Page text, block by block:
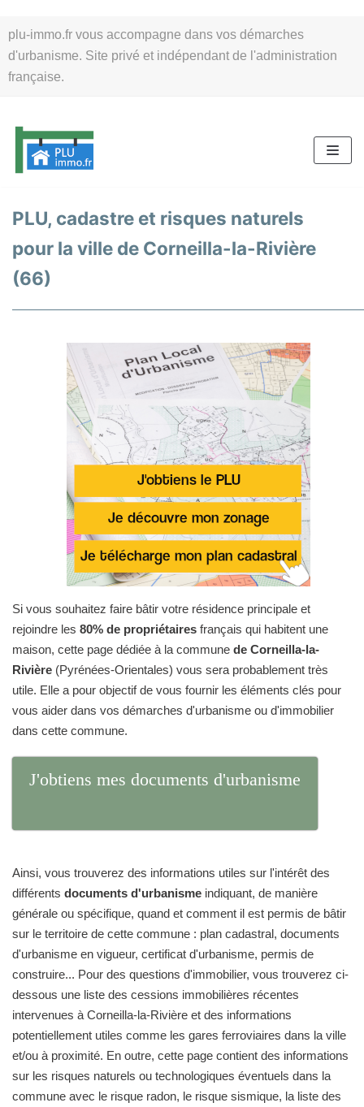
plu-immo.fr vous accompagne dans vos démarches
d'urbanisme. Site privé et indépendant de l'administration
française.
au
contenu
PLU, cadastre et risques naturels
pour la ville de Corneilla-la-Rivière
(66)
Si vous souhaitez faire bâtir votre résidence principale et
rejoindre les 80% de propriétaires français qui habitent une
maison, cette page dédiée à la commune de Corneilla-la-
Rivière (Pyrénées-Orientales) vous sera probablement très
utile. Elle a pour objectif de vous fournir les éléments clés pour
vous aider dans vos démarches d'urbanisme ou d'immobilier
dans cette commune.
J'obtiens mes documents d'urbanisme
Ainsi, vous trouverez des informations utiles sur l'intérêt des
différents documents d'urbanisme indiquant, de manière
générale ou spécifique, quand et comment il est permis de bâtir
sur le territoire de cette commune : plan cadastral, documents
d'urbanisme en vigueur, certificat d'urbanisme, permis de
construire... Pour des questions d'immobilier, vous trouverez ci-
dessous une liste des cessions immobilières récentes
intervenues à Corneilla-la-Rivière et des informations
potentiellement utiles comme les gares ferroviaires dans la ville
et/ou à proximité. En outre, cette page contient des informations
sur les risques naturels ou technologiques éventuels dans la
commune avec le risque radon, le risque sismique, la liste des